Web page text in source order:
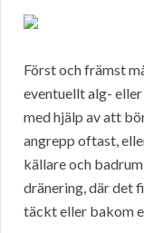
Först och främst
eventuellt alg-
med hjälp av att
angrepp oftast,
källare och
dränering, där det
täckt eller bakom